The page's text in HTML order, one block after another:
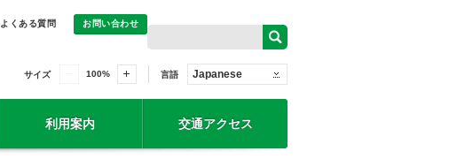
よくある質問 お問い合わせ
サイズ 100% 言語 Japanese
利用案内 交通アクセス